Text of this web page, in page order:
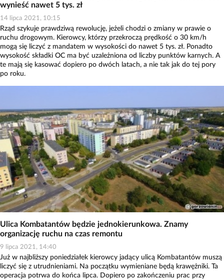
wynieść nawet 5 tys. zł
14 lipca 2021, 10:15
Rząd szykuje prawdziwą rewolucję, jeżeli chodzi o zmiany w prawie o
ruchu drogowym. Kierowcy, którzy przekroczą prędkość o 30 km/h
mogą się liczyć z mandatem w wysokości do nawet 5 tys. zł. Ponadto
wysokość składki OC ma być uzależniona od liczby punktów karnych. A
te mają się kasować dopiero po dwóch latach, a nie tak jak do tej pory
po roku.
Ulica Kombatantów będzie jednokierunkowa. Znamy
organizację ruchu na czas remontu
9 lipca 2021, 14:40
Już w najbliższy poniedziałek kierowcy jadący ulicą Kombatantów muszą
liczyć się z utrudnieniami. Na początku wymieniane będą krawężniki. Ta
operacja potrwa do końca lipca. Dopiero po zakończeniu prac przy